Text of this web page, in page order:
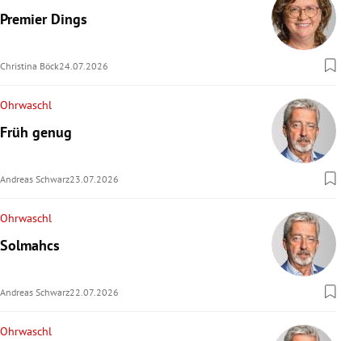
Premier Dings
Christina Böck24.07.2026
Ohrwaschl
Früh genug
Andreas Schwarz23.07.2026
Ohrwaschl
Solmahcs
Andreas Schwarz22.07.2026
Ohrwaschl